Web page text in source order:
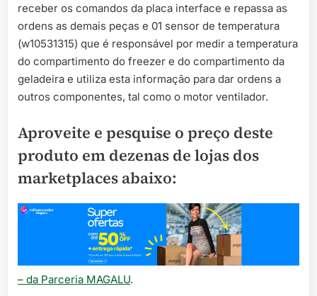
receber os comandos da placa interface e repassa as
ordens as demais peças e 01 sensor de temperatura
(w10531315) que é responsável por medir a temperatura
do compartimento do freezer e do compartimento da
geladeira e utiliza esta informação para dar ordens a
outros componentes, tal como o motor ventilador.
Aproveite e pesquise o preço deste
produto em dezenas de lojas dos
marketplaces abaixo:
– da Parceria MAGALU.